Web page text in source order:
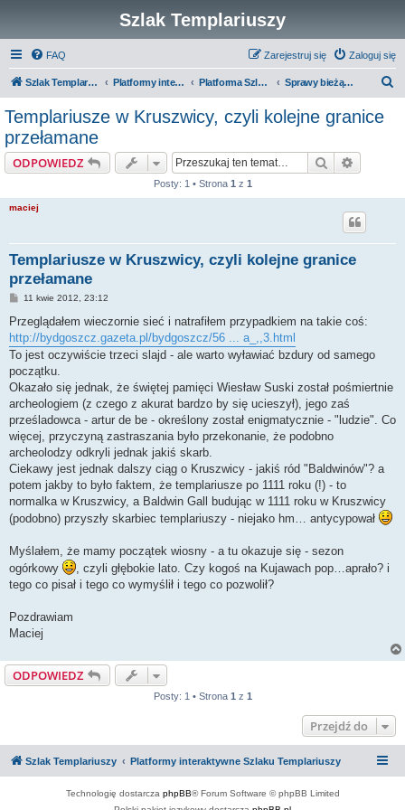
Szlak Templariuszy
FAQ Zaloguj się
Zarejestruj się
Szlak Templariuszy Platformy interaktywne Szlaku Templariuszy Platforma Szlak Templariuszy Sprawy bieżące i różne
Templariusze w Kruszwicy, czyli kolejne granice
przełamane
ODPOWIEDZ Szukaj
Posty: 1 • Strona 1 z 1
maciej
Templariusze w Kruszwicy, czyli kolejne granice
przełamane
P
s
11 kwie 2012, 23:12
Przeglądałem wieczornie sieć i natrafiłem przypadkiem na takie coś:
http://bydgoszcz.gazeta.pl/bydgoszcz/56 ... a_,,3.html
To jest oczywiście trzeci slajd - ale warto wyławiać bzdury od samego
początku.
Okazało się jednak, że świętej pamięci Wiesław Suski został pośmiertnie
archeologiem (z czego z akurat bardzo by się ucieszył), jego zaś
prześladowca - artur de be - określony został enigmatycznie - "ludzie". Co
więcej, przyczyną zastraszania było przekonanie, że podobno
archeolodzy odkryli jednak jakiś skarb.
Ciekawy jest jednak dalszy ciąg o Kruszwicy - jakiś ród "Baldwinów"? a
potem jakby to było faktem, że templariusze po 1111 roku (!) - to
normalka w Kruszwicy, a Baldwin Gall budując w 1111 roku w Kruszwicy
(podobno) przyszły skarbiec templariuszy - niejako hm… antycypował
Myślałem, że mamy początek wiosny - a tu okazuje się - sezon
ogórkowy
, czyli głębokie lato. Czy kogoś na Kujawach pop…aprało? i
tego co pisał i tego co wymyślił i tego co pozwolił?
Pozdrawiam
Maciej
ODPOWIEDZ
Posty: 1 • Strona 1 z 1
Przejdź do
Szlak Templariuszy Platformy interaktywne Szlaku Templariuszy
Technologię dostarcza phpBB® Forum Software © phpBB Limited